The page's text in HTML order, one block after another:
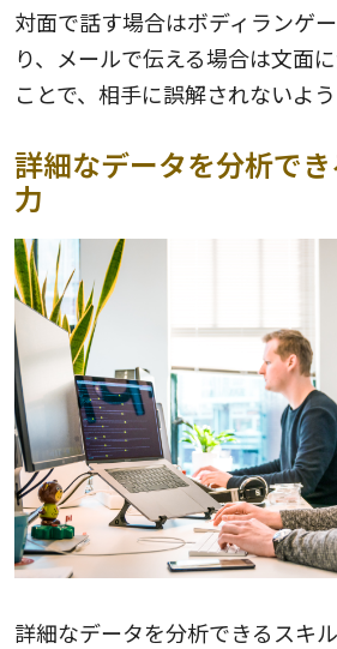
対面で話す場合はボディランゲ
り、メールで伝える場合は文面
ことで、相手に誤解されないよう
詳細なデータを分析で
力
詳細なデータを分析できるスキ